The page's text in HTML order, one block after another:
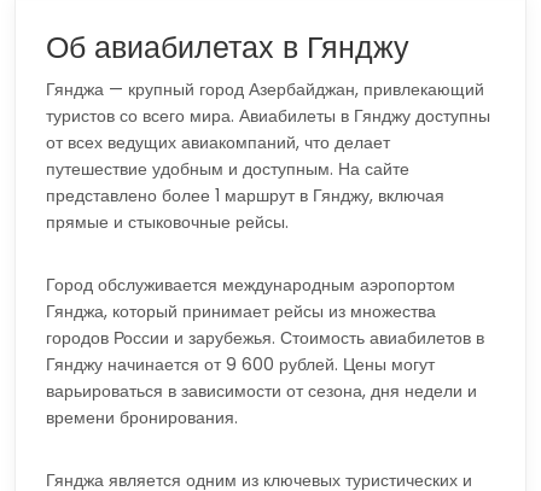
Об авиабилетах в Гянджу
Гянджа — крупный город Азербайджан, привлекающий
туристов со всего мира. Авиабилеты в Гянджу доступны
от всех ведущих авиакомпаний, что делает
путешествие удобным и доступным. На сайте
представлено более 1 маршрут в Гянджу, включая
прямые и стыковочные рейсы.
Город обслуживается международным аэропортом
Гянджа, который принимает рейсы из множества
городов России и зарубежья. Стоимость авиабилетов в
Гянджу начинается от 9 600 рублей. Цены могут
варьироваться в зависимости от сезона, дня недели и
времени бронирования.
Гянджа является одним из ключевых туристических и